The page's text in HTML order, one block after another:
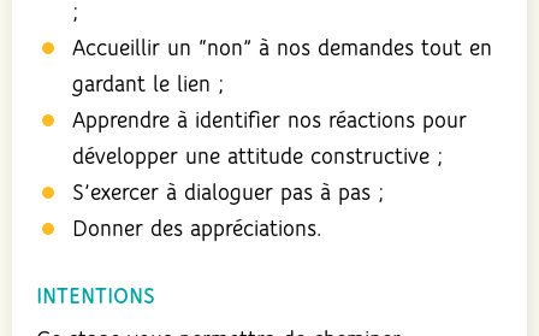
;
Accueillir un “non” à nos demandes tout en
gardant le lien ;
Apprendre à identifier nos réactions pour
développer une attitude constructive ;
S’exercer à dialoguer pas à pas ;
Donner des appréciations.
INTENTIONS